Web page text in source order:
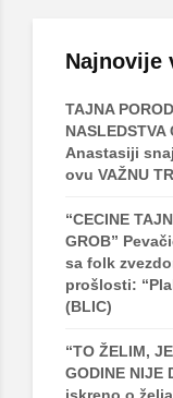
Najnovije
TAJNA
Anastasiji
ovu VAŽNU
“CECINE
GROB”
sa folk
prošlosti:
(BLIC)
“TO ŽELIM,
GODINE NIJE